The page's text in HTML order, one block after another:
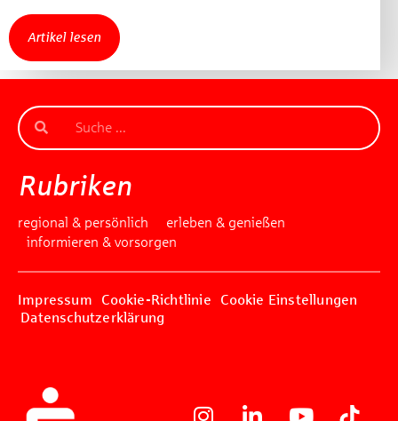
Artikel lesen
Rubriken
regional & persönlich
erleben & genießen
informieren & vorsorgen
Impressum Cookie-Richtlinie
Cookie Einstellungen
Datenschutzerklärung